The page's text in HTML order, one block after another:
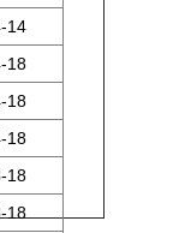
14
18
18
18
18
18